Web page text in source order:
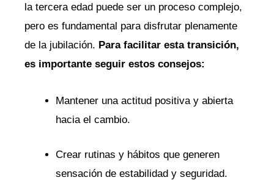
la ⁤tercera⁣ edad puede ⁢ser un proceso complejo,
pero es fundamental para disfrutar plenamente
de la jubilación. Para facilitar‍ esta transición,
es‍ importante seguir ​estos ⁣consejos:
Mantener ‍una actitud positiva ⁤y abierta
hacia el‍ cambio.
Crear rutinas y hábitos que ‌generen
sensación de estabilidad y seguridad.